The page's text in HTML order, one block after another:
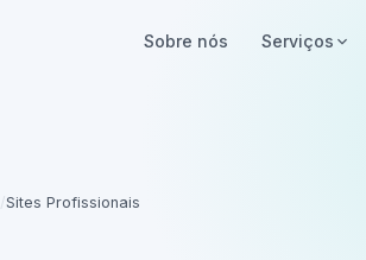
Sobre nós Serviços
Sites Profissionais